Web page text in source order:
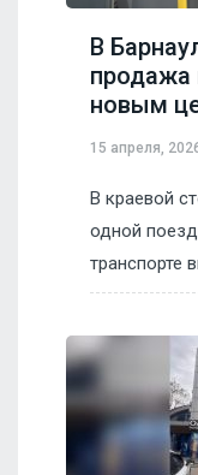
В
продажа
новым
15 апреля,
В краевой
одной
транспорте